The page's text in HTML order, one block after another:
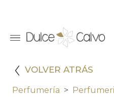
VOLVER ATRÁS
Perfumería